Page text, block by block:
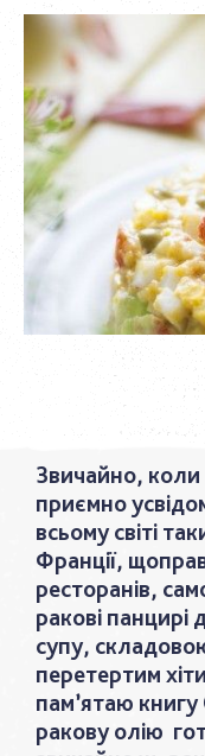
Звичайно,
приємно
всьому світі
Франції,
ресторанів,
ракові панцирі
супу,
перетертим
пам’ятаю
ракову олію